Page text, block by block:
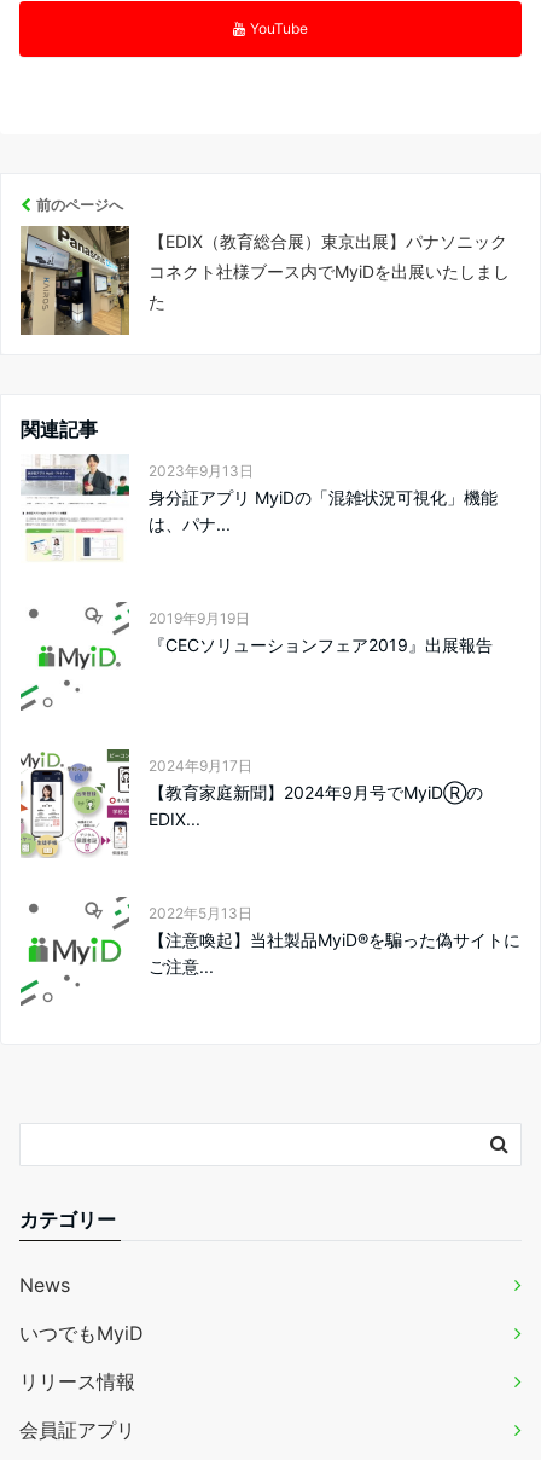
YouTube
前のページへ
【EDIX（教育総合展）東京出展】パナソニック
コネクト社様ブース内でMyiDを出展いたしまし
た
関連記事
2023年9月13日
身分証アプリ MyiDの「混雑状況可視化」機能
は、パナ...
2019年9月19日
『CECソリューションフェア2019』出展報告
2024年9月17日
【教育家庭新聞】2024年9月号でMyiDⓇの
EDIX...
2022年5月13日
【注意喚起】当社製品MyiD®を騙った偽サイトに
ご注意...
カテゴリー
News
いつでもMyiD
リリース情報
会員証アプリ